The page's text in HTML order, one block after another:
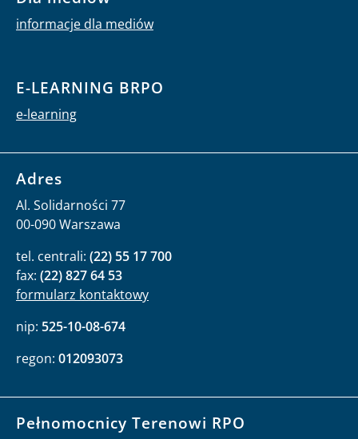
informacje dla mediów
E-LEARNING BRPO
e-learning
Adres
Al. Solidarności 77
00-090 Warszawa
tel. centrali: (22) 55 17 700
fax: (22) 827 64 53
formularz kontaktowy
nip: 525-10-08-674
regon: 012093073
Pełnomocnicy Terenowi RPO